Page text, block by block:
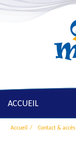
ACCUEIL
Accueil Contact & accès